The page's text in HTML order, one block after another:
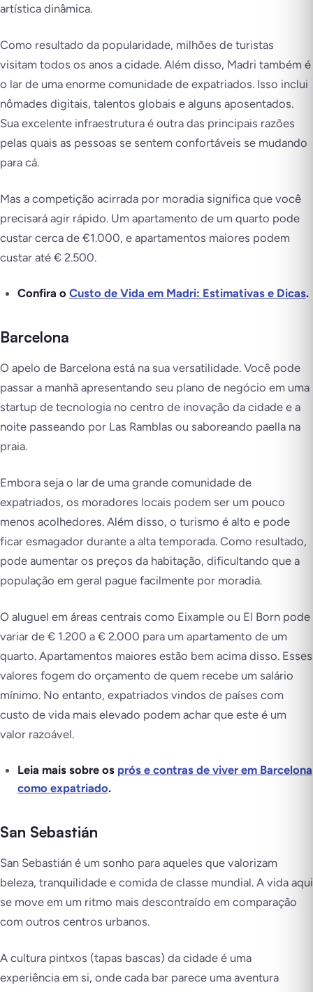
artística dinâmica.
Como resultado da popularidade, milhões de turistas
visitam todos os anos a cidade. Além disso, Madri também é
o lar de uma enorme comunidade de expatriados. Isso inclui
nômades digitais, talentos globais e alguns aposentados.
Sua excelente infraestrutura é outra das principais razões
pelas quais as pessoas se sentem confortáveis se mudando
para cá.
Mas a competição acirrada por moradia significa que você
precisará agir rápido. Um apartamento de um quarto pode
custar cerca de €1.000, e apartamentos maiores podem
custar até € 2.500.
Confira o Custo de Vida em Madri: Estimativas e Dicas.
Barcelona
O apelo de Barcelona está na sua versatilidade. Você pode
passar a manhã apresentando seu plano de negócio em uma
startup de tecnologia no centro de inovação da cidade e a
noite passeando por Las Ramblas ou saboreando paella na
praia.
Embora seja o lar de uma grande comunidade de
expatriados, os moradores locais podem ser um pouco
menos acolhedores. Além disso, o turismo é alto e pode
ficar esmagador durante a alta temporada. Como resultado,
pode aumentar os preços da habitação, dificultando que a
população em geral pague facilmente por moradia.
O aluguel em áreas centrais como Eixample ou El Born pode
variar de € 1.200 a € 2.000 para um apartamento de um
quarto. Apartamentos maiores estão bem acima disso. Esses
valores fogem do orçamento de quem recebe um salário
mínimo. No entanto, expatriados vindos de países com
custo de vida mais elevado podem achar que este é um
valor razoável.
Leia mais sobre os prós e contras de viver em Barcelona
como expatriado.
San Sebastián
San Sebastián é um sonho para aqueles que valorizam
beleza, tranquilidade e comida de classe mundial. A vida aqui
se move em um ritmo mais descontraído em comparação
com outros centros urbanos.
A cultura pintxos (tapas bascas) da cidade é uma
experiência em si, onde cada bar parece uma aventura